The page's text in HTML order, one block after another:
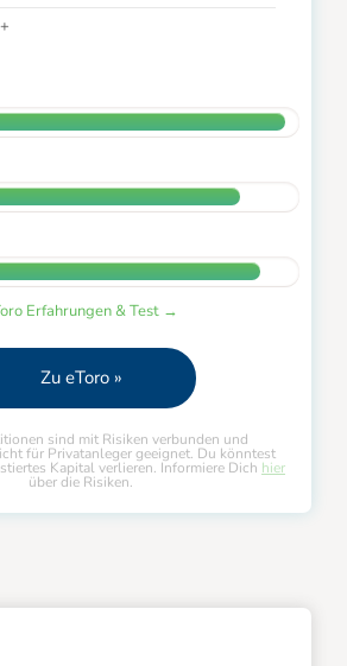
Erfahrungen & Test →
Zu eToro »
sind mit Risiken verbunden und
für Privatanleger geeignet. Du könntest
Kapital verlieren. Informiere Dich hier
über die Risiken.